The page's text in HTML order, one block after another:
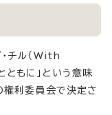
チル（With
もに」という意味
権利委員会で決定さ